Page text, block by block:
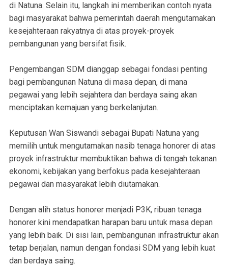
di Natuna. Selain itu, langkah ini memberikan contoh nyata
bagi masyarakat bahwa pemerintah daerah mengutamakan
kesejahteraan rakyatnya di atas proyek-proyek
pembangunan yang bersifat fisik.
Pengembangan SDM dianggap sebagai fondasi penting
bagi pembangunan Natuna di masa depan, di mana
pegawai yang lebih sejahtera dan berdaya saing akan
menciptakan kemajuan yang berkelanjutan.
Keputusan Wan Siswandi sebagai Bupati Natuna yang
memilih untuk mengutamakan nasib tenaga honorer di atas
proyek infrastruktur membuktikan bahwa di tengah tekanan
ekonomi, kebijakan yang berfokus pada kesejahteraan
pegawai dan masyarakat lebih diutamakan.
Dengan alih status honorer menjadi P3K, ribuan tenaga
honorer kini mendapatkan harapan baru untuk masa depan
yang lebih baik. Di sisi lain, pembangunan infrastruktur akan
tetap berjalan, namun dengan fondasi SDM yang lebih kuat
dan berdaya saing.